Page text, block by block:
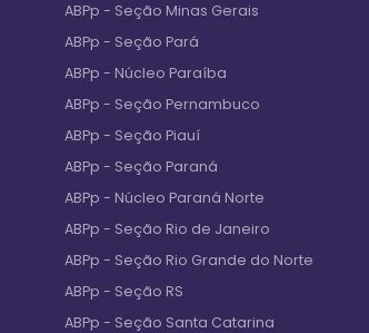
ABPp - Seção Minas Gerais
ABPp - Seção Pará
ABPp - Núcleo Paraíba
ABPp - Seção Pernambuco
ABPp - Seção Piauí
ABPp - Seção Paraná
ABPp - Núcleo Paraná Norte
ABPp - Seção Rio de Janeiro
ABPp - Seção Rio Grande do Norte
ABPp - Seção RS
ABPp - Seção Santa Catarina